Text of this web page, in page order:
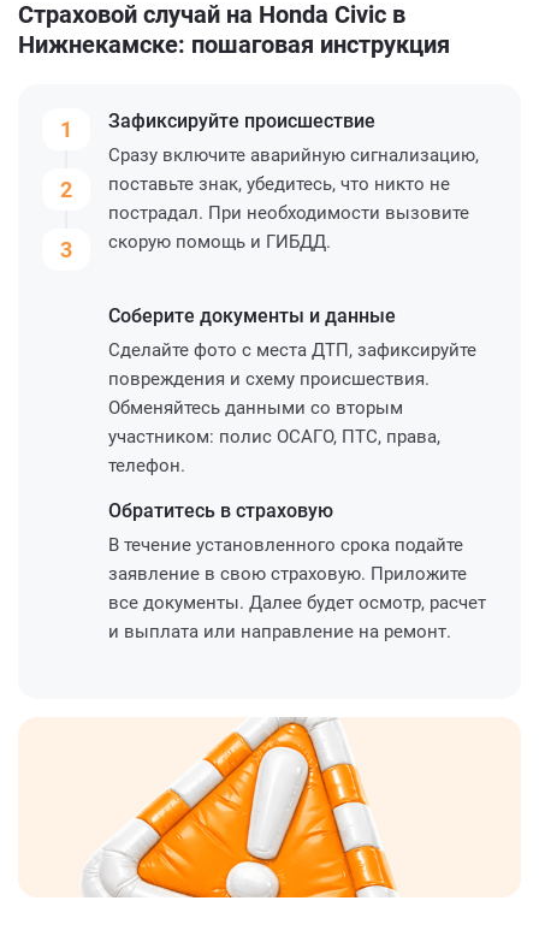
Страховой случай на Honda Civic в
Нижнекамске: пошаговая инструкция
1
2
3
Зафиксируйте происшествие
Сразу включите аварийную сигнализацию,
поставьте знак, убедитесь, что никто не
пострадал. При необходимости вызовите
скорую помощь и ГИБДД.
Соберите документы и данные
Сделайте фото с места ДТП, зафиксируйте
повреждения и схему происшествия.
Обменяйтесь данными со вторым
участником: полис ОСАГО, ПТС, права,
телефон.
Обратитесь в страховую
В течение установленного срока подайте
заявление в свою страховую. Приложите
все документы. Далее будет осмотр, расчет
и выплата или направление на ремонт.